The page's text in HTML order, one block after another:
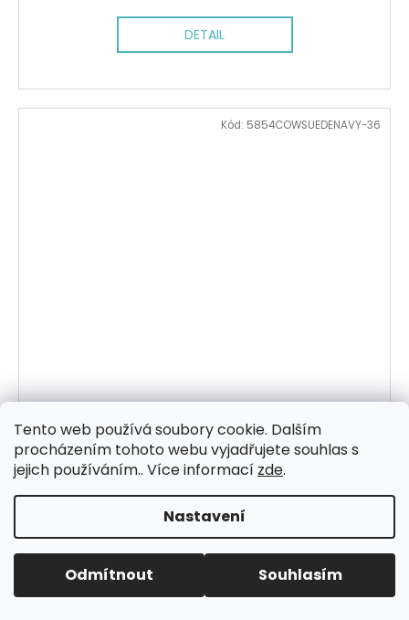
Tento web používá soubory cookie. Dalším
procházením tohoto webu vyjadřujete souhlas s
jejich používáním.. Více informací zde.
Nastavení
Odmítnout Souhlasím
DETAIL
Kód: 5854COWSUEDENAVY-36